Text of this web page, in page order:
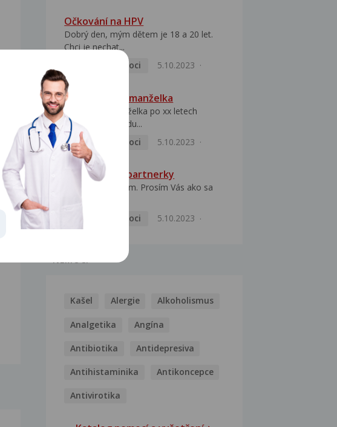
Očkování na HPV
Dobrý den, mým dětem je 18 a 20 let.
Chci je nechat...
Pohlavní nemoci
5.10.2023
HPV pozitivní manželka
Dobrý den, manželka po xx letech
přivezla z Východu...
Pohlavní nemoci
5.10.2023
HPV typ 52 u partnerky
Dobrý deň prajem. Prosím Vás ako sa
Pohlavní nemoci
5.10.2023
NEMOCI
Kašel Alergie Alkoholismus
Analgetika Angína
Antibiotika Antidepresiva
Antihistaminika Antikoncepce
Antivirotika